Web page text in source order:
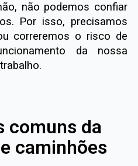
não podemos confiar
Por isso, precisamos
correremos o risco de
da nossa
comuns da
caminhões